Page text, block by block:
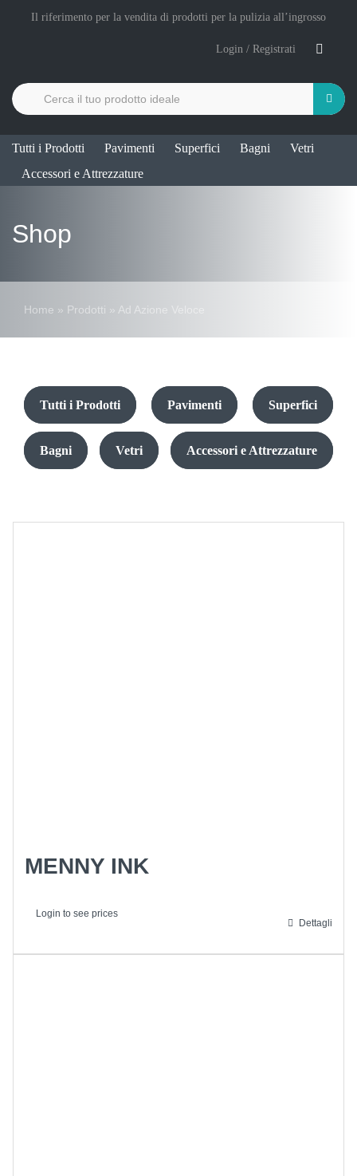
Il riferimento per la vendita di prodotti per la pulizia all’ingrosso
Cerca
per:
Login / Registrati
Tutti i Prodotti Pavimenti Superfici Bagni
Vetri
Accessori e Attrezzature
Shop
Home » Prodotti » Ad Azione Veloce
Tutti i Prodotti Pavimenti Superfici
Bagni Vetri Accessori e Attrezzature
MENNY INK
Login to see prices
Dettagli